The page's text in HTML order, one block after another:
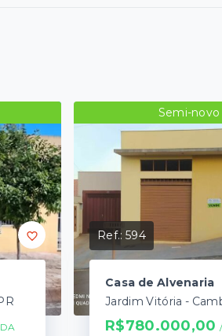
Semi-novo
Ref.:594
Casa de Alvenaria
Jardim Vitória -
R$780.000,00